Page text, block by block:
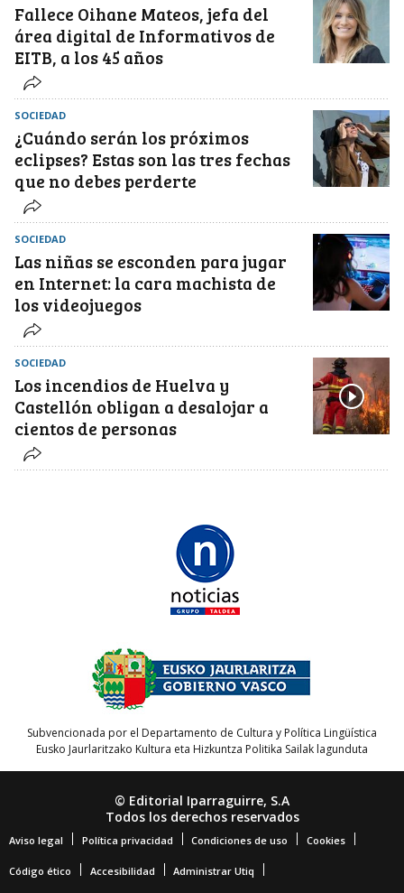
Fallece Oihane Mateos, jefa del
área digital de Informativos de
EITB, a los 45 años
SOCIEDAD
¿Cuándo serán los próximos
eclipses? Estas son las tres fechas
que no debes perderte
SOCIEDAD
Las niñas se esconden para jugar
en Internet: la cara machista de
los videojuegos
SOCIEDAD
Los incendios de Huelva y
Castellón obligan a desalojar a
cientos de personas
Subvencionada por el Departamento de Cultura y Política Lingüística
Eusko Jaurlaritzako Kultura eta Hizkuntza Politika Sailak lagunduta
© Editorial Iparraguirre, S.A
Todos los derechos reservados
Aviso legal Política privacidad Condiciones de uso Cookies
Código ético Accesibilidad Administrar Utiq